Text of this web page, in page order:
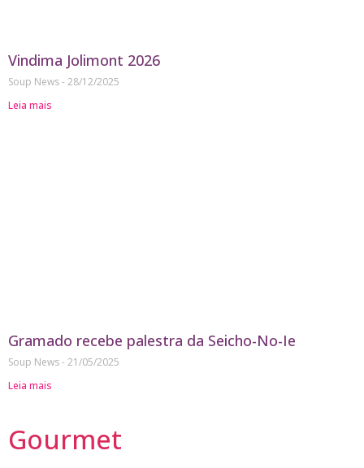
Vindima Jolimont 2026
Soup News 28/12/2025
Leia mais
Gramado recebe palestra da Seicho-No-Ie
Soup News 21/05/2025
Leia mais
Gourmet